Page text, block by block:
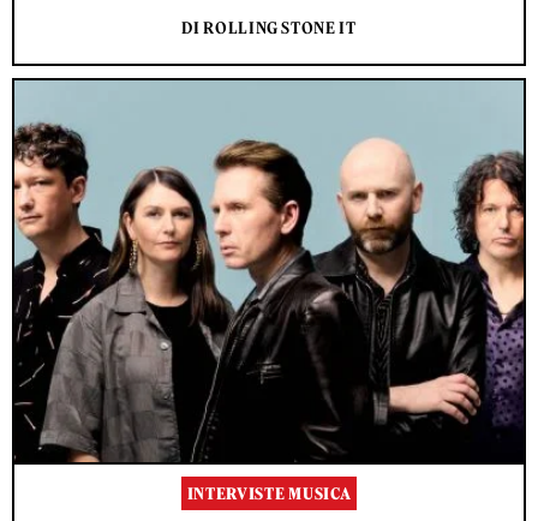
DI ROLLING STONE IT
INTERVISTE MUSICA